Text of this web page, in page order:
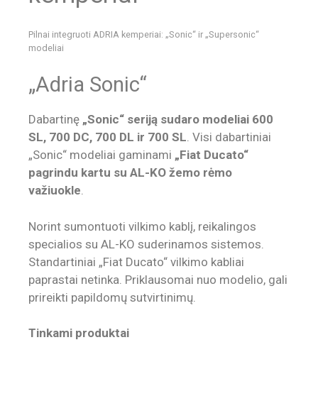
Pilnai integruoti ADRIA kemperiai: „Sonic“ ir „Supersonic“
modeliai
„Adria Sonic“
Dabartinę „Sonic“ seriją sudaro modeliai 600
SL, 700 DC, 700 DL ir 700 SL. Visi dabartiniai
„Sonic“ modeliai gaminami „Fiat Ducato“
pagrindu kartu su AL-KO žemo rėmo
važiuokle.
Norint sumontuoti vilkimo kablį, reikalingos
specialios su AL-KO suderinamos sistemos.
Standartiniai „Fiat Ducato“ vilkimo kabliai
paprastai netinka. Priklausomai nuo modelio, gali
prireikti papildomų sutvirtinimų.
Tinkami produktai